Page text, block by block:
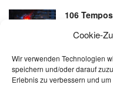
Cookie-
Wir verwenden Technologien
speichern und/oder darauf
Erlebnis zu verbessern und
106